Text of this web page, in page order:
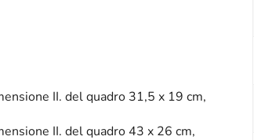
II. del quadro 31,5 x 19 cm,
II. del quadro 43 x 26 cm,